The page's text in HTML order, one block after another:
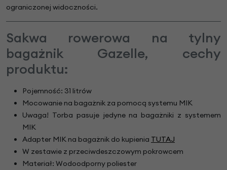
ograniczonej widoczności.
Sakwa rowerowa na tylny
bagażnik Gazelle, cechy
produktu:
Pojemność: 31 litrów
Mocowanie na bagażnik za pomocą systemu MIK
Uwaga! Torba pasuje jedyne na bagażniki z systemem
MIK
Adapter MIK na bagażnik do kupienia TUTAJ
W zestawie z przeciwdeszczowym pokrowcem
Materiał: Wodoodporny poliester